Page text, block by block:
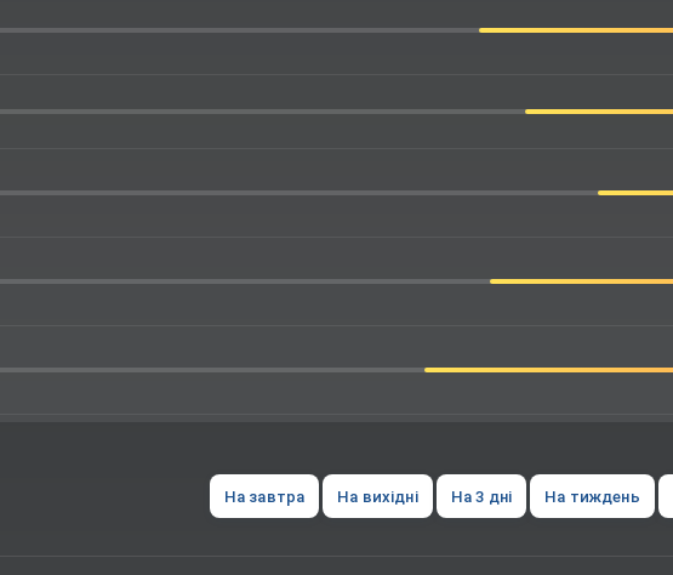
На завтра На вихідні На 3 дні На тиждень